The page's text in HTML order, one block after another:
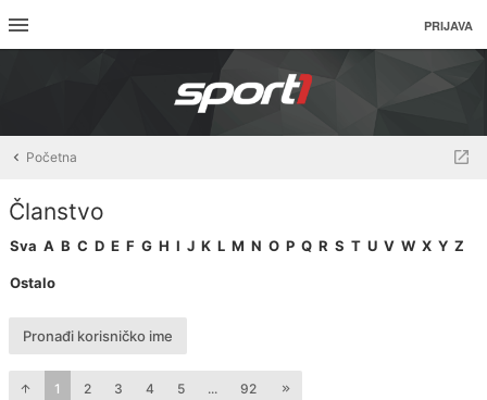
PRIJAVA
Početna
Članstvo
Sva A B C D E F G H I J K L M N O P Q R S T U V W X Y Z
Ostalo
Pronađi korisničko ime
1 2 3 4 5 ... 92